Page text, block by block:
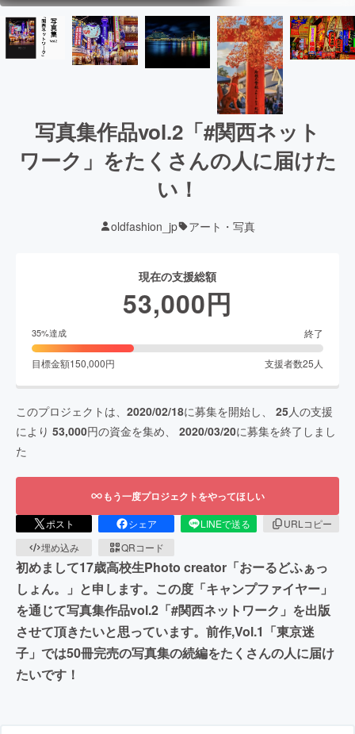
写真集作品vol.2「#関西ネット
ワーク」をたくさんの人に届けた
い！
oldfashion_jp アート・写真
現在の支援総額
53,000円
35%達成 終了
目標金額150,000円 支援者数25 人
このプロジェクトは、 2020/02/18に募集を開始し、 25人の支援
により 53,000円の資金を集め、 2020/03/20に募集を終了しまし
た
もう一度プロジェクトをやってほしい
ポスト シェア LINEで送る
URLコピー
埋め込み
QRコード
初めまして17歳高校生Photo creator「おーるどふぁっ
しょん。」と申します。この度「キャンプファイヤー」
を通じて写真集作品vol.2「#関西ネットワーク」を出版
させて頂きたいと思っています。前作,Vol.1「東京迷
子」では50冊完売の写真集の続編をたくさんの人に届け
たいです！